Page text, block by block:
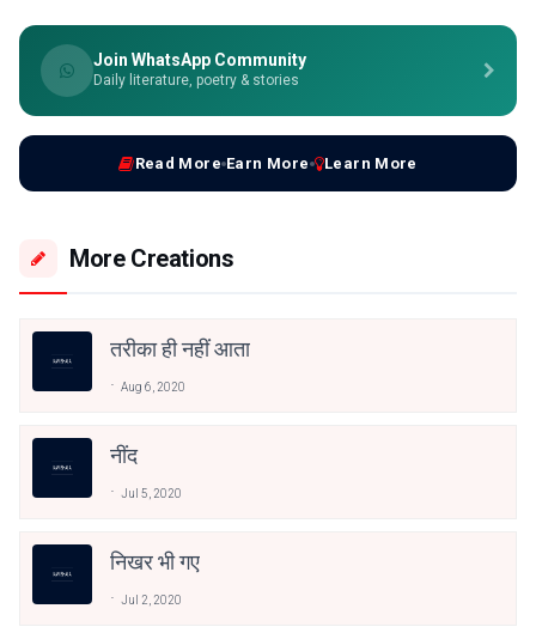
Join WhatsApp Community
Daily literature, poetry & stories
Read More Earn More Learn More
More Creations
तरीका ही नहीं आता
Aug 6, 2020
नींद
Jul 5, 2020
निखर भी गए
Jul 2, 2020